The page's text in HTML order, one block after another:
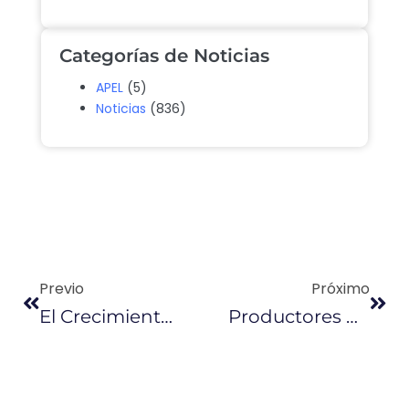
Categorías de Noticias
APEL (5)
Noticias (836)
Previo
El Crecimiento Del Servicio De Rentas Internas Llega Al 7,7%
Próximo
Productores De Lubricantes Ven Riesgos En El Plan Económico